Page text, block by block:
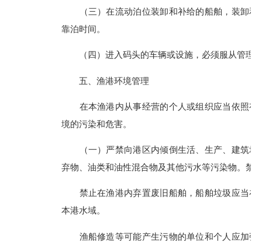
（三）在流动泊位装卸和补给的船舶，装卸和
靠泊时间。
（四）进入码头的车辆或设施，必须服从管理
五、渔港环境管理
在本渔港内从事经营的个人或组织应当依照有
境的污染和危害。
（一）严禁向港区内倾倒生活、生产、建筑垃
弃物、油类和油性混合物及其他污水等污染物。禁
禁止在渔港内弃置废旧船舶，船舶垃圾应当在
本港水域。
渔船修造等可能产生污物的单位和个人应加强